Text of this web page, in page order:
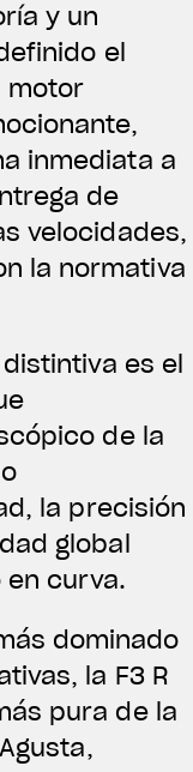
y un
el
motor
inmediata a
de
velocidades,
la normativa
es el
de la
la precisión
global
curva.
dominado
la F3 R
pura de la